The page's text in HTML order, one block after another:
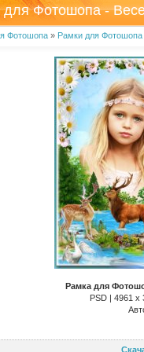
для Фотошопа -
Фотошопа » Рамки для Фотошопа
Рамка для
PSD | 4961 х